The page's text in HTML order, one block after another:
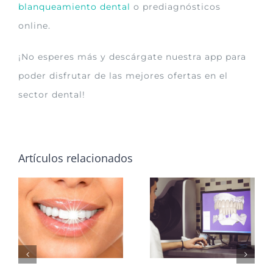
blanqueamiento dental o prediagnósticos
online.
¡No esperes más y descárgate nuestra app para
poder disfrutar de las mejores ofertas en el
sector dental!
Artículos relacionados